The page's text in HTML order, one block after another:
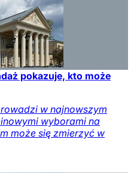
pokazuje, kto może
w najnowszym
wyborami na
może się zmierzyć w